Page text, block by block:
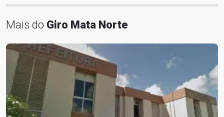
Mais do Giro Mata Norte